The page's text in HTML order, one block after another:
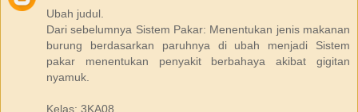
Ubah judul.
Dari sebelumnya Sistem Pakar: Menentukan jenis makanan
burung berdasarkan paruhnya di ubah menjadi Sistem
pakar menentukan penyakit berbahaya akibat gigitan
nyamuk.
Kelas: 3KA08